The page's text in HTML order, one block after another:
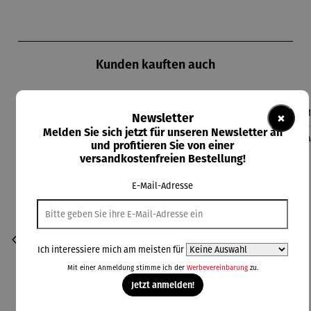
Kunden kauften auch
10% gespart Rabatt10% gespartRabatt ×
Newsletter
Melden Sie sich jetzt für unseren Newsletter an
und profitieren Sie von einer
versandkostenfreien Bestellung!
E-Mail-Adresse
Ich interessiere mich am meisten für
Mit einer Anmeldung stimme ich der Werbevereinbarungzu.
Jetzt anmelden!